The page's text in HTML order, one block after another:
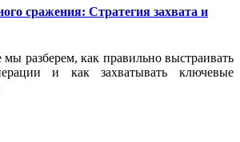
сражения: Стратегия захвата и
мы разберем, как правильно выстраивать
и как захватывать ключевые